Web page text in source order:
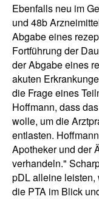
Ebenfalls neu im
und 48b
Abgabe eines
Fortführung der
der Abgabe eines
akuten
die Frage eines
Hoffmann, dass
wolle, um die
entlasten.
Apotheker und der
verhandeln."
pDL alleine leisten,
die PTA im Blick